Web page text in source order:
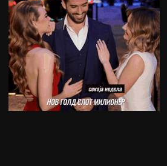
Магнес Аклиуш официјално
претставен во Париз
Мики ван де Вен се согласи
на нов договор со Тотенхем
Лина Ѓорческа го заврши
настапот во Лајпциг